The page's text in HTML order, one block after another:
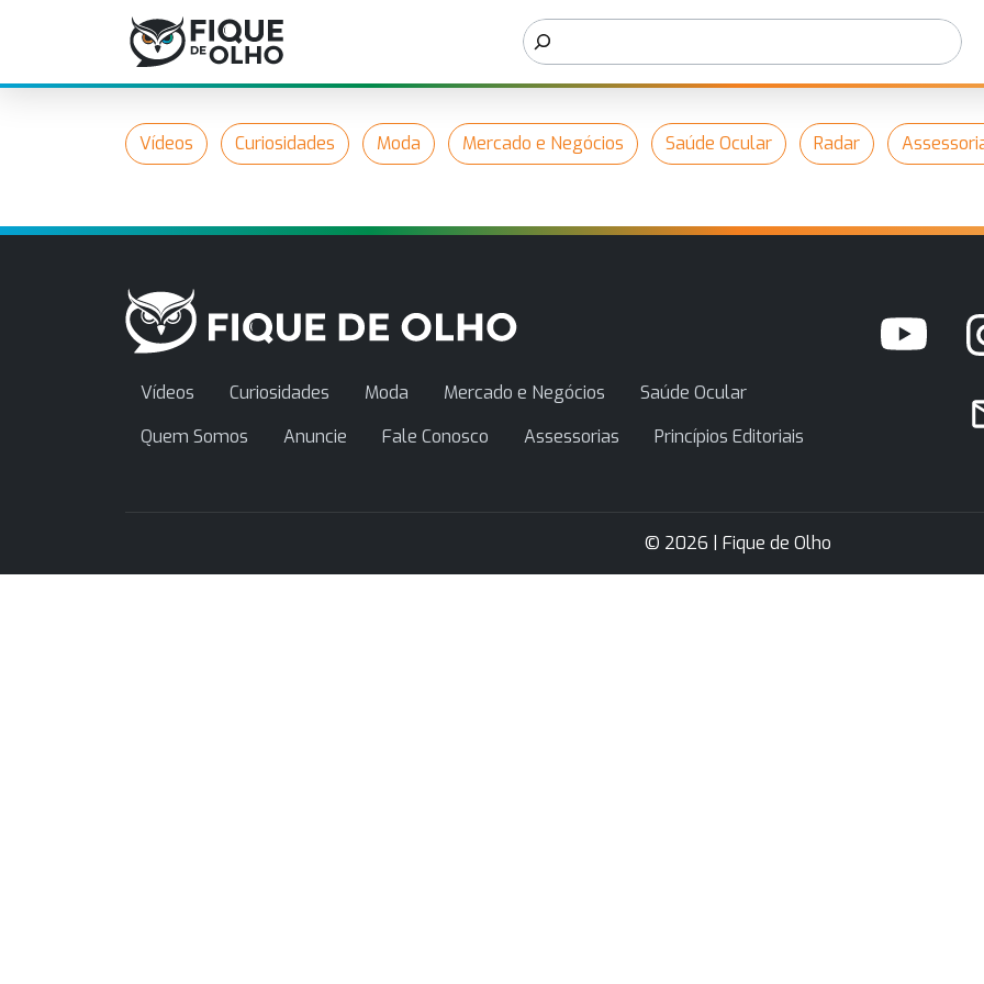
Vídeos Curiosidades Moda Mercado e Negócios Saúde Ocular Radar
Vídeos Curiosidades Moda Mercado e Negócios
Saúde Ocular
Quem Somos
Anuncie Fale Conosco Assessorias Princípios Editoriais
© 2026 | Fique de Olho